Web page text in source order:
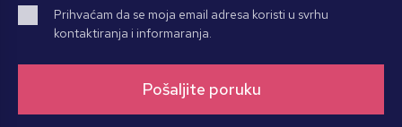
Prihvaćam da se moja email adresa koristi u svrhu
kontaktiranja i informaranja.